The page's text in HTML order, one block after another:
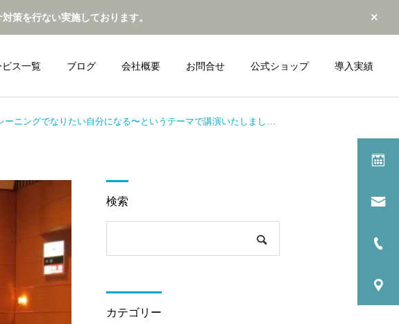
策を行ない実施しております。
ビス一覧 ブログ 会社概要 お問合せ 公式ショップ 導入実績
メンタルビジョントレ
人は目が良い』
西武ライオンズさまでのオ
ングでなりたい自分になる〜というテーマで講演いたしました。
検索
カテゴリー